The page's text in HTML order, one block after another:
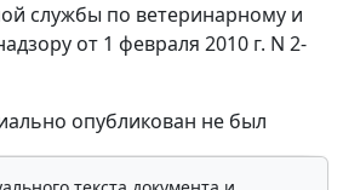
службы по ветеринарному и
от 1 февраля 2010 г. N 2-
опубликован не был